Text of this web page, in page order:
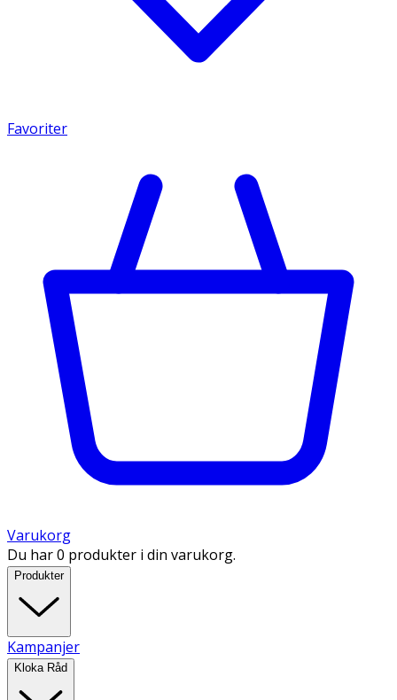
Favoriter
Varukorg
Du har 0 produkter i din varukorg.
Produkter
Kampanjer
Kloka Råd